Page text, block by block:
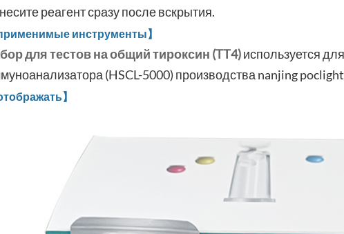
реагент сразу после вскрытия.
применимые инструменты】
для тестов на общий тироксин (TT4)используется
(HSCL-5000) производства nanjing
】